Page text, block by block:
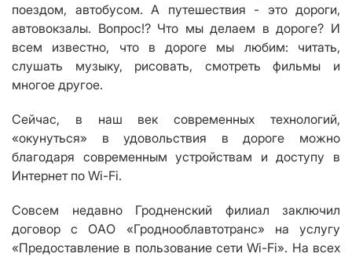
поездом, автобусом. А путешествия - это дороги,
автовокзалы. Вопрос!? Что мы делаем в дороге? И
всем известно, что в дороге мы любим: читать,
слушать музыку, рисовать, смотреть фильмы и
многое другое.
Сейчас, в наш век современных технологий,
«окунуться» в удовольствия в дороге можно
благодаря современным устройствам и доступу в
Интернет по Wi-Fi.
Совсем недавно Гродненский филиал заключил
договор с ОАО «Гроднооблавтотранс» на услугу
«Предоставление в пользование сети Wi-Fi». На всех